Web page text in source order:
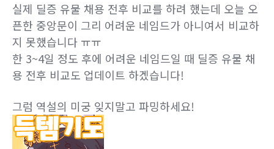
실제 딜증 유물 채용 전후 비교를 하려 했는데 오늘 오
픈한 중앙문이 그리 어려운 네임드가 아니여서 비교하
지 못했습니다 ㅠㅠ
한 3~4일 정도 후에 어려운 네임드일 때 딜증 유물 채
용 전후 비교도 업데이트 하겠습니다!
그럼 역설의 미궁 잊지말고 파밍하세요!